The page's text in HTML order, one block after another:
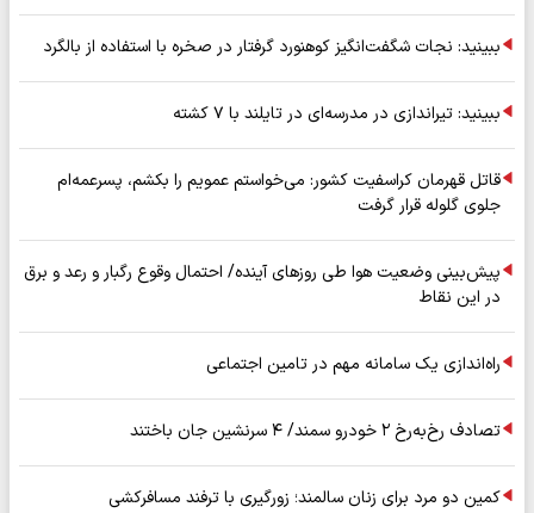
ببینید: نجات شگفت‌انگیز کوهنورد گرفتار در صخره با استفاده از بالگرد
ببینید: تیراندازی در مدرسه‌ای در تایلند با ۷ کشته
قاتل قهرمان کراسفیت کشور: می‌خواستم عمویم را بکشم، پسرعمه‌ام
جلوی گلوله قرار گرفت
پیش‌بینی وضعیت هوا طی روزهای آینده/ احتمال وقوع رگبار و رعد و برق
در این نقاط
راه‌اندازی یک سامانه مهم در تامین اجتماعی
تصادف رخ‌به‌رخ ۲ خودرو سمند/ ۴ سرنشین جان باختند
کمین دو مرد برای زنان سالمند؛ زورگیری با ترفند مسافرکشی